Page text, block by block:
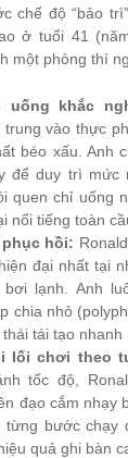
chế độ “bảo
ở tuổi 41
một phòng thí
uống khắc
trung vào thực
béo xấu. Anh
để duy trì mức
quen chỉ uống
nổi tiếng toàn
hồi:
đại nhất tại
lạnh. Anh
chia nhỏ
thái tái tạo nhanh
lối chơi theo
tốc độ,
đạo cắm nhạy
bước chạy
quả ghi bàn